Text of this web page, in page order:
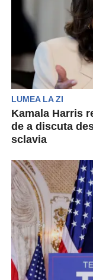
LUMEA LA ZI
Kamala Harris
de a discuta
sclavia
guvernatorului
acesta a invitat-